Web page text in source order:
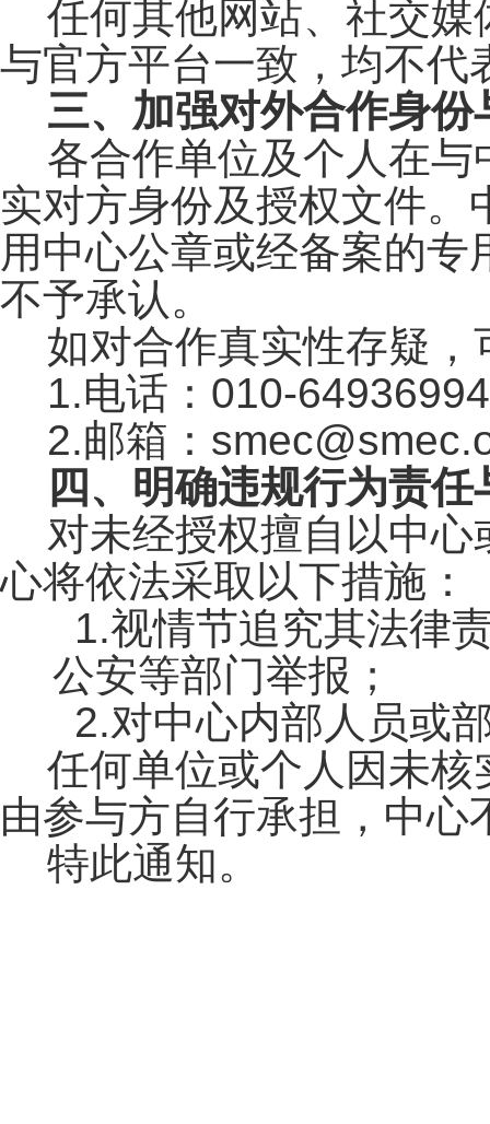
任何其他网站、社交
与官方平台一致，均不代
三、加强对外合作身
各合作单位及个人在
实对方身份及授权文件
用中心公章或经备案的
不予承认。
如对合作真实性存疑
1.电话：010-
2.邮箱：
四、明确违规行为责
对未经授权擅自以中
心将依法采取以下措施：
1.视情节追究其法律
公安等部门举报；
2.对中心内部人员或
任何单位或个人因未
由参与方自行承担，中
特此通知。